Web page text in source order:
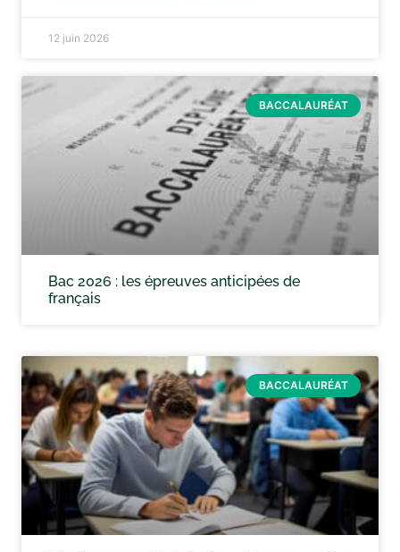
12 juin 2026
BACCALAURÉAT
Bac 2026 : les épreuves anticipées de
français
BACCALAURÉAT